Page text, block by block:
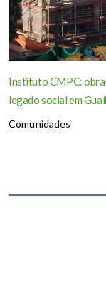
Instituto CMPC:
legado social em
Comunidades